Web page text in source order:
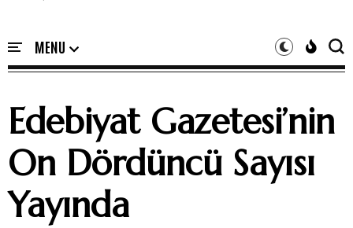
Edebiyat Gazetesi’nin
On Dördüncü Sayısı
Yayında